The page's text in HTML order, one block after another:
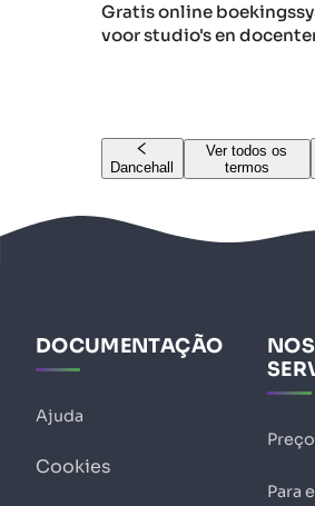
Gratis online
voor studio's en
Dancehall
Ver todos os
termos
DOCUMENTAÇÃO
Ajuda
Cookies
Para